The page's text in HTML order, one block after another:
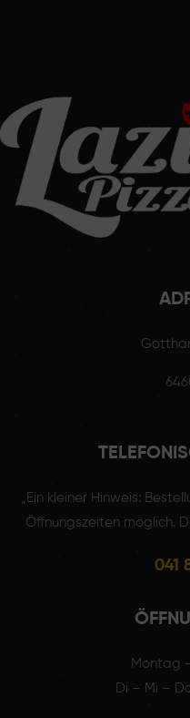
„Ein kleiner Hinweis:
Öffnungszeiten möglich.
041
Montag
Di – Mi –